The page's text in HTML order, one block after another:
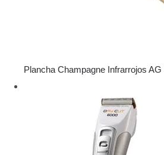
Plancha Champagne Infrarrojos AG